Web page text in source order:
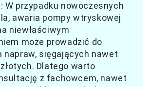
W przypadku nowoczesnych
awaria pompy wtryskowej
niewłaściwym
może prowadzić do
napraw, sięgających nawet
Dlatego warto
z fachowcem, nawet